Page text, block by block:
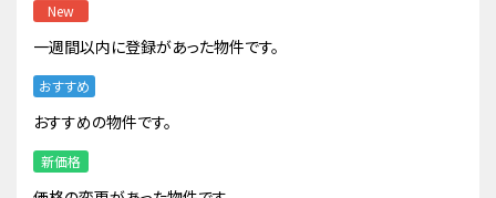
New
一週間以内に登録があった物件です。
おすすめ
おすすめの物件です。
新価格